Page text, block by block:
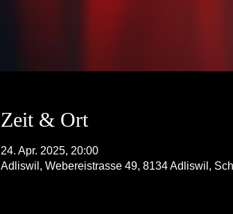
Zeit & Ort
24. Apr. 2025, 20:00
Adliswil, Webereistrasse 49, 8134 Adliswil,